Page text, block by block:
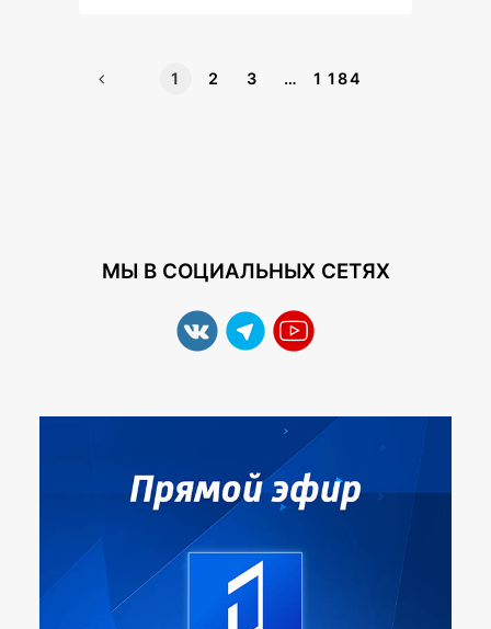
1 2 3 … 1 184
МЫ В СОЦИАЛЬНЫХ СЕТЯХ